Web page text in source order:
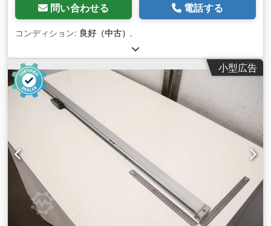
問い合わせる 電話する
コンディション: 良好（中古） ,
小型広告